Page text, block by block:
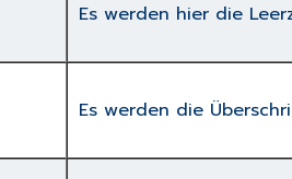
Es werden hier die
Es werden die